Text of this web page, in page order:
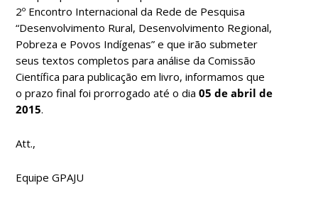
2º Encontro Internacional da Rede de Pesquisa
“Desenvolvimento Rural, Desenvolvimento Regional,
Pobreza e Povos Indígenas” e que irão submeter
seus textos completos para análise da Comissão
Científica para publicação em livro, informamos que
o prazo final foi prorrogado até o dia05 de abril de
2015.
Att.,
Equipe GPAJU